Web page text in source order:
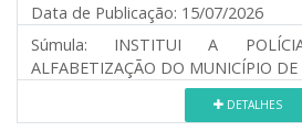
Data de Publicação: 15/07/2026
Súmula: INSTITUI A
ALFABETIZAÇÃO DO MUNICÍPIO DE
DETALHES